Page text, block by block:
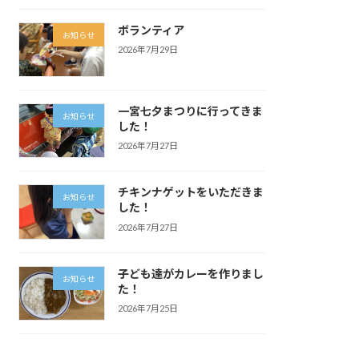
お知らせ ボランティア
2026年7月29日
お知らせ
一宮七夕まつりに行ってきま
した！
2026年7月27日
お知らせ
チキンナゲットをいただきま
した！
2026年7月27日
お知らせ
子ども達がカレーを作りまし
た！
2026年7月25日